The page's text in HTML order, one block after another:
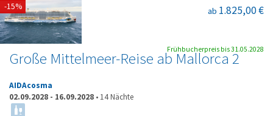
Große Mittelmeer-Reise ab Mallorca 2
ab 1.825,00 €
AIDAcosma
02.09.2028 - 16.09.2028 • 14 Nächte
-15%
Frühbucherpreis bis 31.05.2028